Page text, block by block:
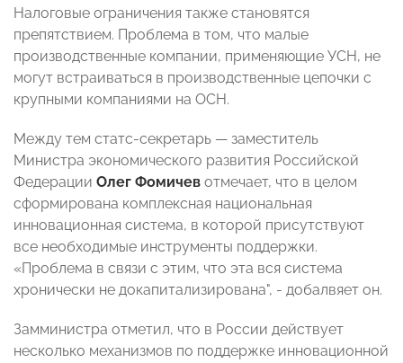
Налоговые ограничения также становятся
препятствием. Проблема в том, что малые
производственные компании, применяющие УСН, не
могут встраиваться в производственные цепочки с
крупными компаниями на ОСН.
Между тем статс-секретарь — заместитель
Министра экономического развития Российской
Федерации Олег Фомичев отмечает, что в целом
сформирована комплексная национальная
инновационная система, в которой присутствуют
все необходимые инструменты поддержки.
«Проблема в связи с этим, что эта вся система
хронически не докапитализирована", - добалвяет он.
Замминистра отметил, что в России действует
несколько механизмов по поддержке инновационной